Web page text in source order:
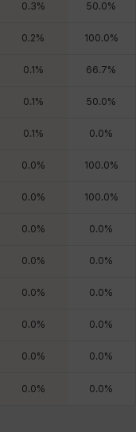
0.3% 50.0%
0.2% 100.0%
0.1 % 66.7%
0.1 % 50.0%
0.1 % 0.0%
0.0% 100.0%
0.0% 100.0%
0.0% 0.0%
0.0% 0.0%
0.0% 0.0%
0.0% 0.0%
0.0% 0.0%
0.0% 0.0%